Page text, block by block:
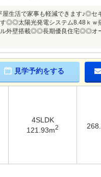
生活で家事も軽減できます♪◎セ
す◎◎太陽光発電システム8.48ｋ
外壁搭載◎◎長期優良住宅◎◎オ
見学予約をする
4SLDK
121.93m2